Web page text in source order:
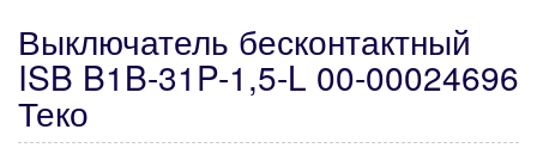
Выключатель бесконтактный
ISB B1B-31P-1,5-L 00-00024696
Теко